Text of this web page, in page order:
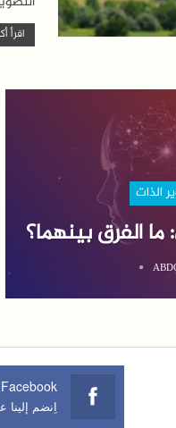
اقرأ
الذات
الفرق بينهما؟
Facebook
اِنضم